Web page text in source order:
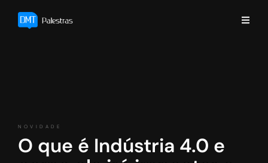
NOVIDADE
O que é Indústria 4.0 e